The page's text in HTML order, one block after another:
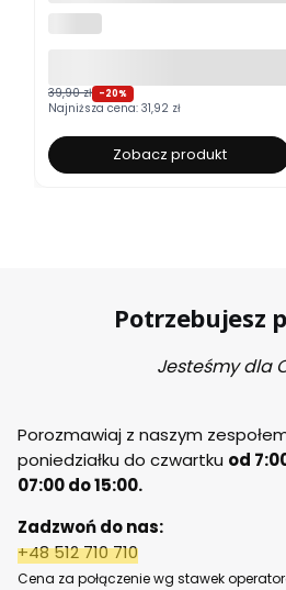
39,90 zł -20%
Najniższa cena: 31,92 zł
Zobacz produkt
Potrzebujesz
Jesteśmy dla
Porozmawiaj z naszym
poniedziałku do czwartku od
07:00 do 15:00.
Zadzwoń do nas:
+48 512 710 710
Cena za połączenie wg stawek